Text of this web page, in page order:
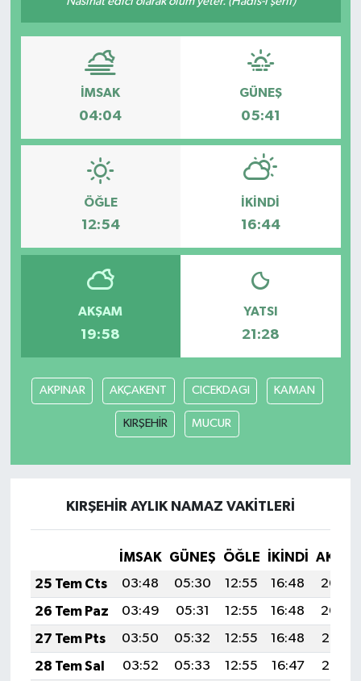
İMSAK
04:04
GÜNEŞ
05:41
ÖĞLE
12:54
İKINDI
16:44
AKŞAM
19:58
YATSI
21:28
AKPINAR AKÇAKENT CICEKDAGI KAMAN
KIRŞEHİR MUCUR
KIRŞEHİR AYLIK NAMAZ VAKITLERI
İMSAK GÜNEŞ ÖĞLE İKINDI
25 Tem Cts
03:48 05:30 12:55 16:48
20:09
26 Tem Paz
03:49 05:31 12:55 16:48
20:09
27 Tem Pts
03:50 05:32 12:55 16:48
20:08
28 Tem Sal
03:52 05:33 12:55 16:47
20:07
MAGAZİN
SAĞLIK
VİZYONDAKİLER
YAŞAM